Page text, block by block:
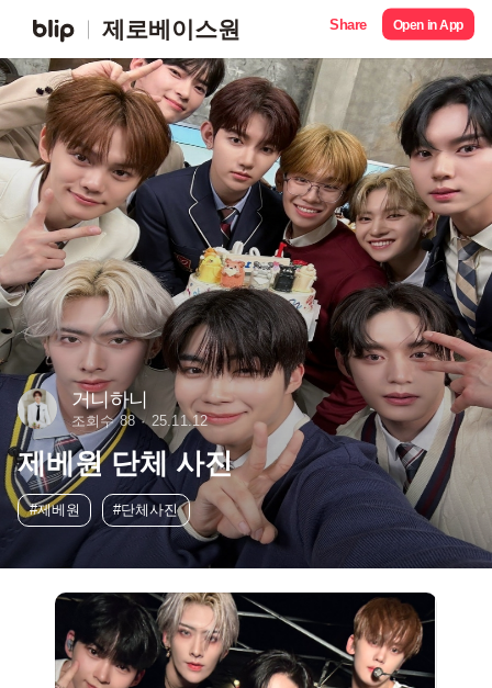
제로베이스원 Share Open in App
거니하니
조회수 88 25.11.12
제베원 단체 사진
#제베원 #단체사진